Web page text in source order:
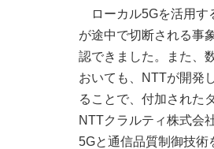
ローカル5Gを活用
が途中で切断される事
認できました。また、
おいても、NTTが開発
ることで、付加された
NTTクラルティ株式会
5Gと通信品質制御技術